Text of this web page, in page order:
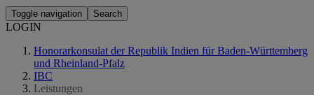
Toggle navigation Search
LOGIN
Honorarkonsulat der Republik Indien für Baden-Württemberg
und Rheinland-Pfalz
IBC
Leistungen